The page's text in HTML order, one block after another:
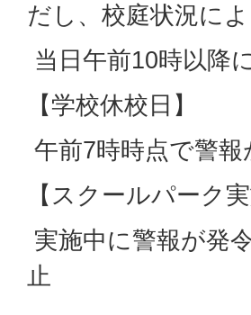
だし、校庭状況によ
当日午前10時以降
【学校休校日】
午前7時時点で警
【スクールパーク実
実施中に警報が発
止